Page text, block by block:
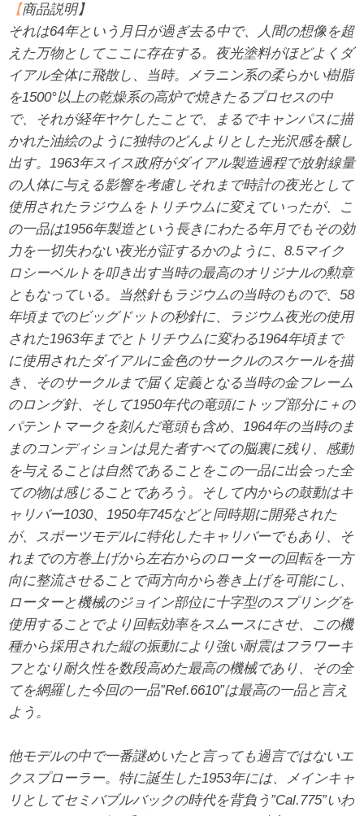
【商品説明】
それは64年という月日が過ぎ去る中で、人間の想像を超
えた万物としてここに存在する。夜光塗料がほどよくダ
イアル全体に飛散し、当時。メラニン系の柔らかい樹脂
を1500°以上の乾燥系の高炉で焼きたるプロセスの中
で、それが経年ヤケしたことで、まるでキャンパスに描
かれた油絵のように独特のどんよりとした光沢感を醸し
出す。1963年スイス政府がダイアル製造過程で放射線量
の人体に与える影響を考慮しそれまで時計の夜光として
使用されたラジウムをトリチウムに変えていったが、こ
の一品は1956年製造という長きにわたる年月でもその効
力を一切失わない夜光が証するかのように、8.5マイク
ロシーベルトを叩き出す当時の最高のオリジナルの勲章
ともなっている。当然針もラジウムの当時のもので、58
年頃までのビッグドットの秒針に、ラジウム夜光の使用
された1963年までとトリチウムに変わる1964年頃まで
に使用されたダイアルに金色のサークルのスケールを描
き、そのサークルまで届く定義となる当時の金フレーム
のロング針、そして1950年代の竜頭にトップ部分に＋の
パテントマークを刻んだ竜頭も含め、1964年の当時のま
まのコンディションは見た者すべての脳裏に残り、感動
を与えることは自然であることをこの一品に出会った全
ての物は感じることであろう。そして内からの鼓動はキ
ャリバー1030、1950年745などと同時期に開発された
が、スポーツモデルに特化したキャリバーでもあり、そ
れまでの方巻上げから左右からのローターの回転を一方
向に整流させることで両方向から巻き上げを可能にし、
ローターと機械のジョイン部位に十字型のスプリングを
使用することでより回転効率をスムースにさせ、この機
種から採用された縦の振動により強い耐震はフラワーキ
フとなり耐久性を数段高めた最高の機械であり、その全
てを網羅した今回の一品”Ref.6610”は最高の一品と言え
よう。
他モデルの中で一番謎めいたと言っても過言ではないエ
クスプローラー。特に誕生した1953年には、メインキャ
リとしてセミバブルバックの時代を背負う”Cal.775”いわ